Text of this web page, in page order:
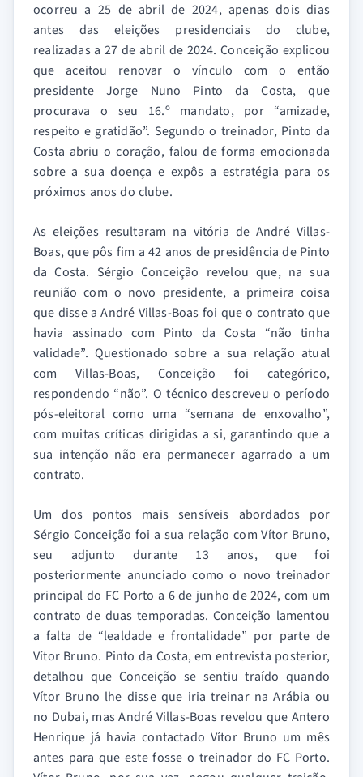
ocorreu a 25 de abril de 2024, apenas dois dias
antes das eleições presidenciais do clube,
realizadas a 27 de abril de 2024. Conceição explicou
que aceitou renovar o vínculo com o então
presidente Jorge Nuno Pinto da Costa, que
procurava o seu 16.º mandato, por “amizade,
respeito e gratidão”. Segundo o treinador, Pinto da
Costa abriu o coração, falou de forma emocionada
sobre a sua doença e expôs a estratégia para os
próximos anos do clube.
As eleições resultaram na vitória de André Villas-
Boas, que pôs fim a 42 anos de presidência de Pinto
da Costa. Sérgio Conceição revelou que, na sua
reunião com o novo presidente, a primeira coisa
que disse a André Villas-Boas foi que o contrato que
havia assinado com Pinto da Costa “não tinha
validade”. Questionado sobre a sua relação atual
com Villas-Boas, Conceição foi categórico,
respondendo “não”. O técnico descreveu o período
pós-eleitoral como uma “semana de enxovalho”,
com muitas críticas dirigidas a si, garantindo que a
sua intenção não era permanecer agarrado a um
contrato.
Um dos pontos mais sensíveis abordados por
Sérgio Conceição foi a sua relação com Vítor Bruno,
seu adjunto durante 13 anos, que foi
posteriormente anunciado como o novo treinador
principal do FC Porto a 6 de junho de 2024, com um
contrato de duas temporadas. Conceição lamentou
a falta de “lealdade e frontalidade” por parte de
Vítor Bruno. Pinto da Costa, em entrevista posterior,
detalhou que Conceição se sentiu traído quando
Vítor Bruno lhe disse que iria treinar na Arábia ou
no Dubai, mas André Villas-Boas revelou que Antero
Henrique já havia contactado Vítor Bruno um mês
antes para que este fosse o treinador do FC Porto.